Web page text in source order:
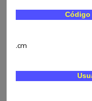
Código
.cm